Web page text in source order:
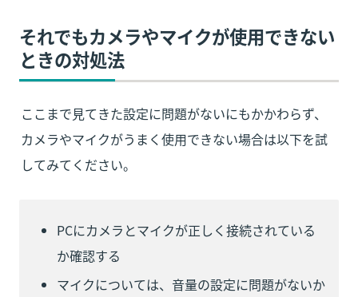
それでもカメラやマイクが使用できない
ときの対処法
ここまで見てきた設定に問題がないにもかかわらず、
カメラやマイクがうまく使用できない場合は以下を試
してみてください。
PCにカメラとマイクが正しく接続されている
か確認する
マイクについては、音量の設定に問題がないか